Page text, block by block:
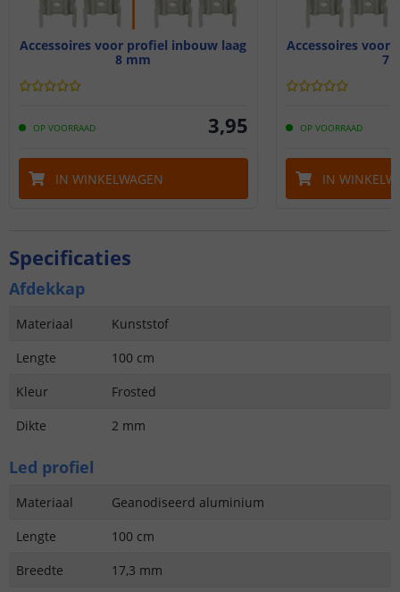
Accessoires voor profiel inbouw laag
8 mm
OP VOORRAAD 3,95
IN WINKELWAGEN
Accessoires voor
7
OP VOORRAAD
IN
Specificaties
Afdekkap
Materiaal
Kunststof
Lengte
100 cm
Kleur
Frosted
Dikte
2 mm
Led profiel
Materiaal
Geanodiseerd aluminium
Lengte
100 cm
Breedte
17,3 mm